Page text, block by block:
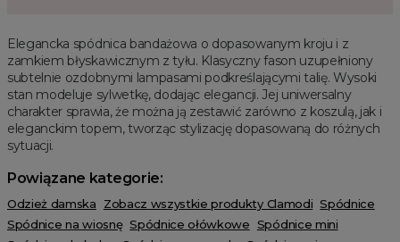
Elegancka spódnica bandażowa o dopasowanym kroju i z
zamkiem błyskawicznym z tyłu. Klasyczny fason uzupełniony
subtelnie ozdobnymi lampasami podkreślającymi talię. Wysoki
stan modeluje sylwetkę, dodając elegancji. Jej uniwersalny
charakter sprawia, że można ją zestawić zarówno z koszulą, jak i
eleganckim topem, tworząc stylizację dopasowaną do różnych
sytuacji.
Powiązane kategorie:
Odzież damska Zobacz wszystkie produkty Clamodi Spódnice
Spódnice na wiosnę Spódnice ołówkowe Spódnice mini